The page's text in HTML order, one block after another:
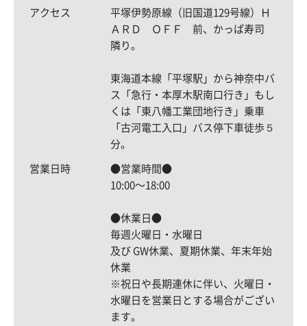
アクセス
平塚伊勢原線（旧国道129号線）Ｈ
ＡＲＤ ＯＦＦ 前、かっぱ寿司
隣り。
東海道本線「平塚駅」から神奈中バ
ス「急行・本厚木駅南口行き」もし
くは「東八幡工業団地行き」乗車
「古河電工入口」バス停下車徒歩５
分。
営業日時
●営業時間●
10:00〜18:00
●休業日●
毎週火曜日・水曜日
及び GW休業、夏期休業、年末年始
休業
※祝日や長期連休に伴い、火曜日・
水曜日を営業日とする場合がござい
ます。